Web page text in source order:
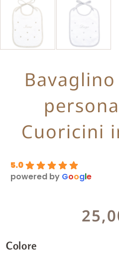
Cuoricini
5.0
powered by Google
Colore